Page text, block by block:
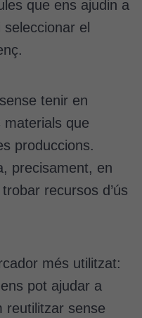
que ens ajudin a
el
tenir en
materials que
produccions.
precisament, en
recursos d’ús
més utilitzat:
pot ajudar a
reutilitzar sense